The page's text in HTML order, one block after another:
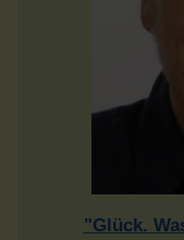
"Glück.